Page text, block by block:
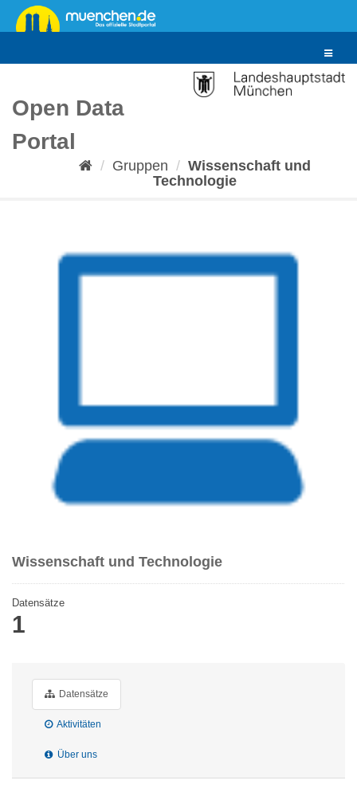
Überspringen
zum
Toggle
Open Data
Portal
Gruppen
Wissenschaft und
Technologie
Wissenschaft und Technologie
Datensätze
1
Datensätze
Aktivitäten
Über uns